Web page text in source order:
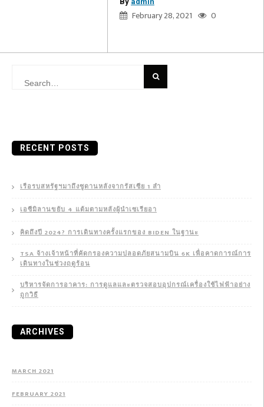
February 28, 2021 0
RECENT POSTS
เรือรบสหรัฐฯมาถึงซูดานหลังจากรัสเซีย 1 ลำ
เอซีมิลานขยับ 4 แต้มตามหลังผู้นำเซเรียอา
คิดถึงปี 2024? การเดินทางครั้งแรกของ BIDEN ในฐานะ
TSA จ้างเจ้าหน้าที่คัดกรองความปลอดภัยสนามบิน 6K เพื่อคาดการณ์การ
เดินทางในช่วงฤดูร้อน
บริหารจัดการอาคาร: การดูแลและตรวจสอบอุปกรณ์เครื่องใช้ไฟฟ้าอย่าง
ถูกวิธี
ARCHIVES
MARCH 2021
FEBRUARY 2021